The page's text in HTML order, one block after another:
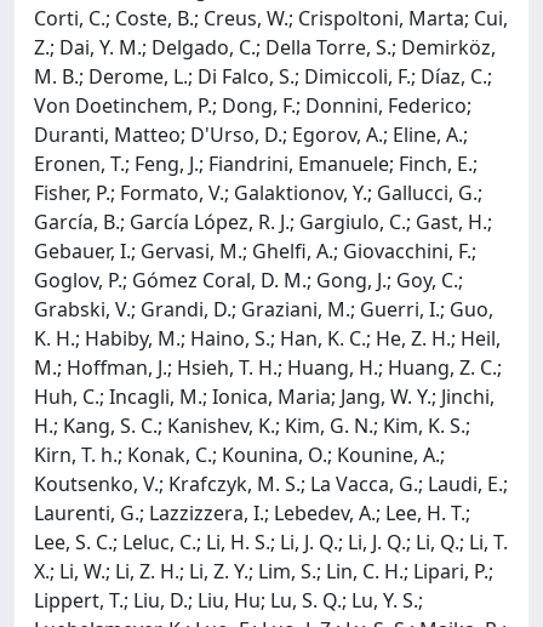
Corti, C.; Coste, B.; Creus, W.; Crispoltoni, Marta; Cui,
Z.; Dai, Y. M.; Delgado, C.; Della Torre, S.; Demirköz,
M. B.; Derome, L.; Di Falco, S.; Dimiccoli, F.; Díaz, C.;
Von Doetinchem, P.; Dong, F.; Donnini, Federico;
Duranti, Matteo; D'Urso, D.; Egorov, A.; Eline, A.;
Eronen, T.; Feng, J.; Fiandrini, Emanuele; Finch, E.;
Fisher, P.; Formato, V.; Galaktionov, Y.; Gallucci, G.;
García, B.; García López, R. J.; Gargiulo, C.; Gast, H.;
Gebauer, I.; Gervasi, M.; Ghelfi, A.; Giovacchini, F.;
Goglov, P.; Gómez Coral, D. M.; Gong, J.; Goy, C.;
Grabski, V.; Grandi, D.; Graziani, M.; Guerri, I.; Guo,
K. H.; Habiby, M.; Haino, S.; Han, K. C.; He, Z. H.; Heil,
M.; Hoffman, J.; Hsieh, T. H.; Huang, H.; Huang, Z. C.;
Huh, C.; Incagli, M.; Ionica, Maria; Jang, W. Y.; Jinchi,
H.; Kang, S. C.; Kanishev, K.; Kim, G. N.; Kim, K. S.;
Kirn, T. h.; Konak, C.; Kounina, O.; Kounine, A.;
Koutsenko, V.; Krafczyk, M. S.; La Vacca, G.; Laudi, E.;
Laurenti, G.; Lazzizzera, I.; Lebedev, A.; Lee, H. T.;
Lee, S. C.; Leluc, C.; Li, H. S.; Li, J. Q.; Li, J. Q.; Li, Q.; Li, T.
X.; Li, W.; Li, Z. H.; Li, Z. Y.; Lim, S.; Lin, C. H.; Lipari, P.;
Lippert, T.; Liu, D.; Liu, Hu; Lu, S. Q.; Lu, Y. S.;